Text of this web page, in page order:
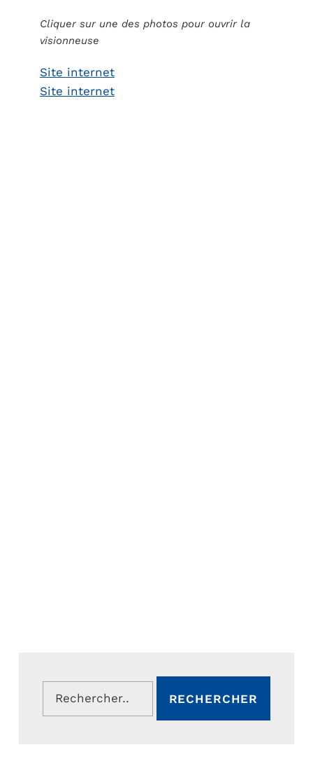
Cliquer sur une des photos pour ouvrir la
visionneuse
Site internet
Site internet
Rechercher :